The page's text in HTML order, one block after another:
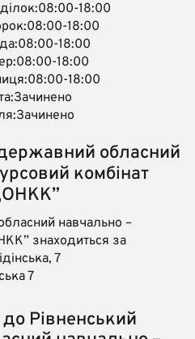
18:00
18:00
18:00
18:00
18:00
обласний
комбінат
навчально –
знаходиться за
7
7
до Рівненський